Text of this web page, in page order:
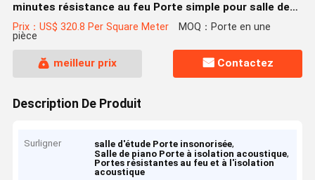
minutes résistance au feu Porte simple pour salle de
batterie Piano salle d'étude
Prix：US$ 320.8 Per Square Meter MOQ：Porte en une
pièce
meilleur prix Contactez
Description De Produit
Surligner salle d'étude Porte insonorisée,
Salle de piano Porte à isolation acoustique,
Portes résistantes au feu et à l'isolation
acoustique